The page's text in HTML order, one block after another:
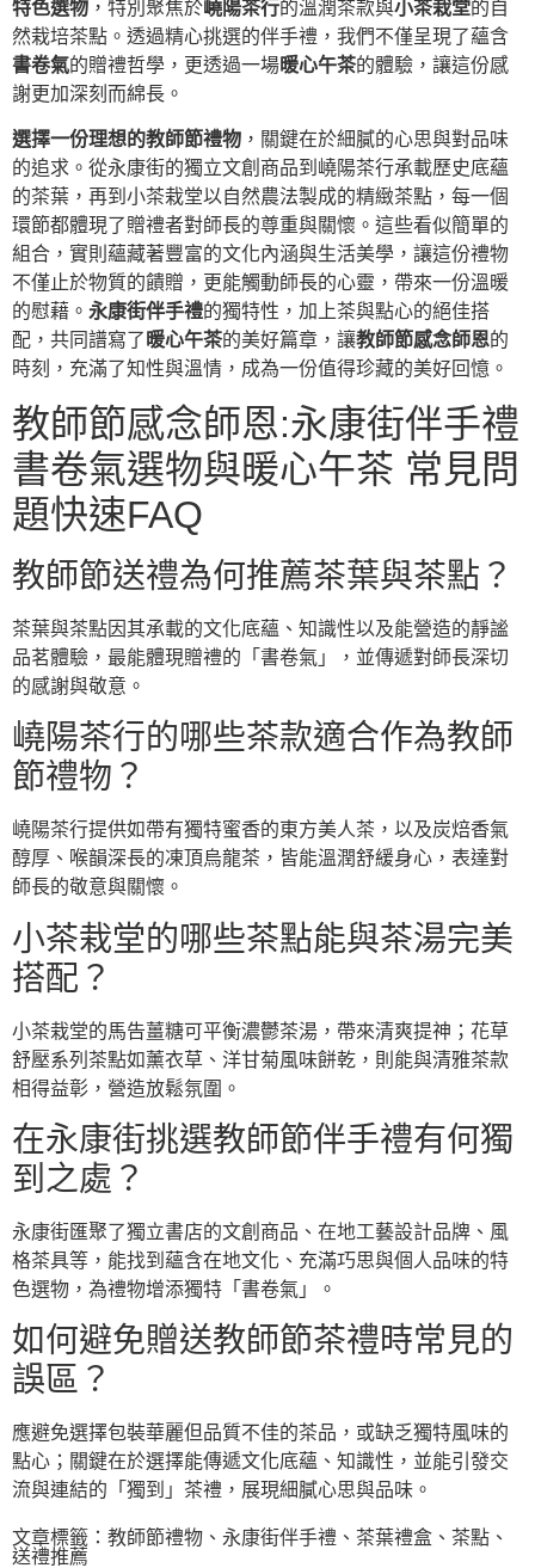
特色選物 ，特別聚焦於嶢陽茶行的溫潤茶款與小茶栽堂的自
然栽培茶點。透過精心挑選的伴手禮，我們不僅呈現了蘊含
書卷氣的贈禮哲學，更透過一場暖心午茶的體驗，讓這份感
謝更加深刻而綿長。
選擇一份理想的教師節禮物 ，關鍵在於細膩的心思與對品味
的追求。從永康街的獨立文創商品到嶢陽茶行承載歷史底蘊
的茶葉，再到小茶栽堂以自然農法製成的精緻茶點，每一個
環節都體現了贈禮者對師長的尊重與關懷。這些看似簡單的
組合，實則蘊藏著豐富的文化內涵與生活美學，讓這份禮物
不僅止於物質的饋贈，更能觸動師長的心靈，帶來一份溫暖
的慰藉。 永康街伴手禮的獨特性，加上茶與點心的絕佳搭
配，共同譜寫了 暖心午茶的美好篇章，讓教師節感念師恩的
時刻，充滿了知性與溫情，成為一份值得珍藏的美好回憶。
教師節感念師恩:永康街伴手禮
書卷氣選物與暖心午茶 常見問
題快速FAQ
教師節送禮為何推薦茶葉與茶點？
茶葉與茶點因其承載的文化底蘊、知識性以及能營造的靜謐
品茗體驗，最能體現贈禮的「書卷氣」，並傳遞對師長深切
的感謝與敬意。
嶢陽茶行的哪些茶款適合作為教師
節禮物？
嶢陽茶行提供如帶有獨特蜜香的東方美人茶，以及炭焙香氣
醇厚、喉韻深長的凍頂烏龍茶，皆能溫潤舒緩身心，表達對
師長的敬意與關懷。
小茶栽堂的哪些茶點能與茶湯完美
搭配？
小茶栽堂的馬告薑糖可平衡濃鬱茶湯，帶來清爽提神；花草
舒壓系列茶點如薰衣草、洋甘菊風味餅乾，則能與清雅茶款
相得益彰，營造放鬆氛圍。
在永康街挑選教師節伴手禮有何獨
到之處？
永康街匯聚了獨立書店的文創商品、在地工藝設計品牌、風
格茶具等，能找到蘊含在地文化、充滿巧思與個人品味的特
色選物，為禮物增添獨特「書卷氣」。
如何避免贈送教師節茶禮時常見的
誤區？
應避免選擇包裝華麗但品質不佳的茶品，或缺乏獨特風味的
點心；關鍵在於選擇能傳遞文化底蘊、知識性，並能引發交
流與連結的「獨到」茶禮，展現細膩心思與品味。
文章標籤： 教師節禮物 、 永康街伴手禮 、 茶葉禮盒 、 茶點 、
送禮推薦